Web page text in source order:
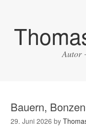
Autor
Bauern,
29. Juni 2026 by